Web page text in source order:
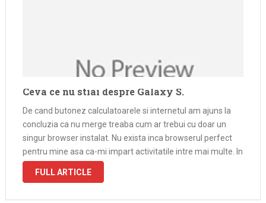
Ceva ce nu stiai despre Galaxy S.
De cand butonez calculatoarele si internetul am ajuns la
concluzia ca nu merge treaba cum ar trebui cu doar un
singur browser instalat. Nu exista inca browserul perfect
pentru mine asa ca-mi impart activitatile intre mai multe. In
acest moment pe pc am Internet Explorer, Opera …
FULL ARTICLE